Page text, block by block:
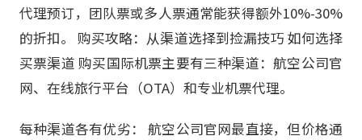
代理预订，团队票或多人票通常能获得额外10%-30%
的折扣。 购买攻略：从渠道选择到捡漏技巧 如何选择
买票渠道 购买国际机票主要有三种渠道：航空公司官
网、在线旅行平台（OTA）和专业机票代理。
每种渠道各有优劣： 航空公司官网最直接，但价格通